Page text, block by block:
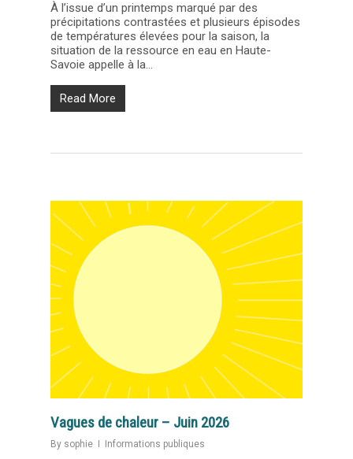
À l’issue d’un printemps marqué par des
précipitations contrastées et plusieurs épisodes
de températures élevées pour la saison, la
situation de la ressource en eau en Haute-
Savoie appelle à la...
Read More
Vagues de chaleur – Juin 2026
By sophie Informations publiques